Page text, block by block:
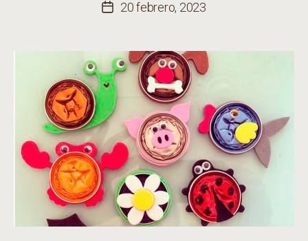
Fecha
entrada
20 febrero, 2023